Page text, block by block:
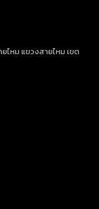
ไหม แขวงสายไหม เขต